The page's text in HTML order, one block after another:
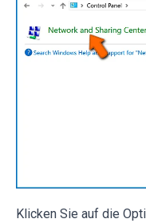
Klicken Sie auf die